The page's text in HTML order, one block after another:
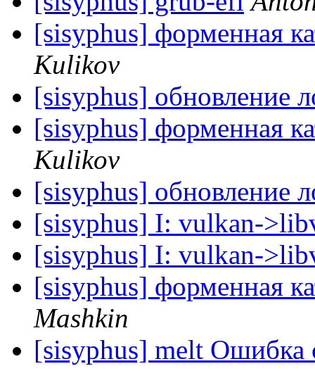
[sisyphus] форменная
Kulikov
[sisyphus] обновление
[sisyphus] форменная
Kulikov
[sisyphus] обновление
[sisyphus] I: vulkan-
[sisyphus] I: vulkan-
[sisyphus] форменная
Mashkin
[sisyphus] melt Ошибка